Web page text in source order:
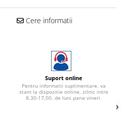
Cere informatii
Suport online
Pentru informatii suplimentare, va
stam la dispozitie online, zilnic intre
8,30-17,00, de luni pana vineri.